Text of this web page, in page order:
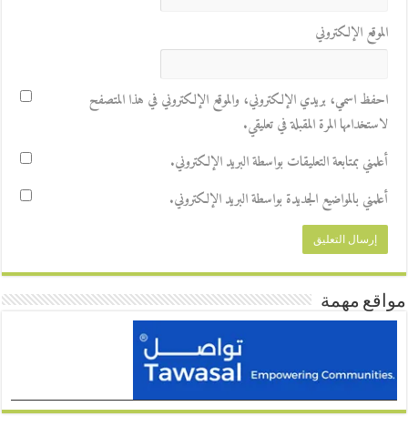
الموقع الإلكتروني
احفظ اسمي، بريدي الإلكتروني، والموقع الإلكتروني في هذا المتصفح
لاستخدامها المرة المقبلة في تعليقي.
أعلمني بمتابعة التعليقات بواسطة البريد الإلكتروني.
أعلمني بالمواضيع الجديدة بواسطة البريد الإلكتروني.
مواقع مهمة